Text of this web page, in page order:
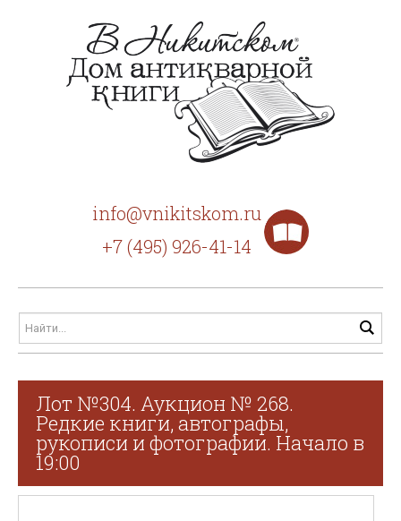
info@vnikitskom.ru
+7 (495) 926-41-14
Лот №304. Аукцион № 268.
Редкие книги, автографы,
рукописи и фотографии. Начало в
19:00